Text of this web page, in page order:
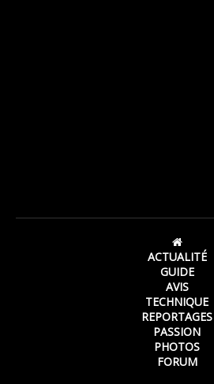
ACTUALITÉ
GUIDE
AVIS
TECHNIQUE
REPORTAGES
PASSION
PHOTOS
FORUM